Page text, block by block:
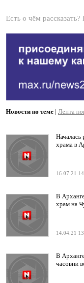
Есть о чём
Новости по теме | Лента
Началась
храма в
16.07.21
В
храм на
14.04.21
В
часовни